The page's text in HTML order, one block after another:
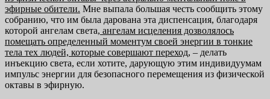
эфирные обители. Мне выпала большая честь сообщить этому
собранию, что им была дарована эта диспенсация, благодаря
которой ангелам света, ангелам исцеления дозволялось
помещать определенный моментум своей энергии в тонкие
тела тех людей, которые совершают переход, – делать
инъекцию света, если хотите, дарующую этим индивидуумам
импульс энергии для безопасного перемещения из физической
октавы в эфирную.